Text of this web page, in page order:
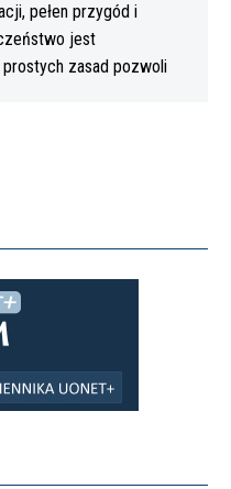
pełen przygód i
jest
zasad pozwoli